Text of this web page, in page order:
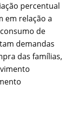
percentual
em relação a
de
demandas
das famílias,